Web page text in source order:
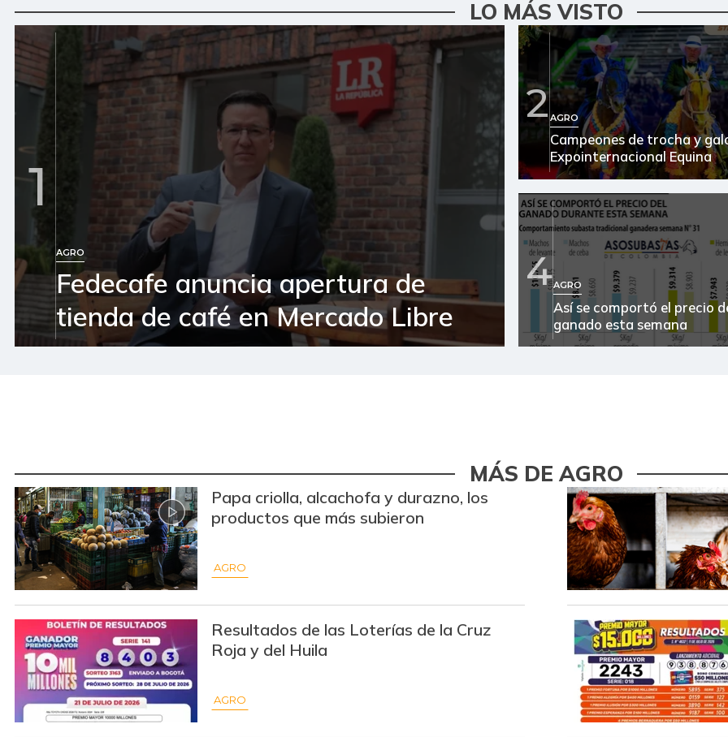
Arracacha amarilla
Arroz
Arroz blanco
Arroz blanco en bulto
Arroz de primera
Arroz paddy verde
Arveja verde
Arveja verde seca
Atún en lata
Avena en hojuelas
Azúcar refinada
Bagre rayado en postas
congelado
Bagre rayado entero fresco
Banano Urabá
Banano criollo
Bocachico criollo fresco
Bocadillo veleño
Bola de pierna de res
LO MÁS VISTO
1
AGRO
Fedecafe anuncia apertura de
tienda de café en Mercado Libre
2AGRO
Campeones de trocha y
Expointernacional Equina
4AGRO
Así se comportó el precio
ganado esta semana
MÁS DE AGRO
Papa criolla, alcachofa y durazno, los
productos que más subieron
AGRO
Resultados de las Loterías de la Cruz
Roja y del Huila
AGRO